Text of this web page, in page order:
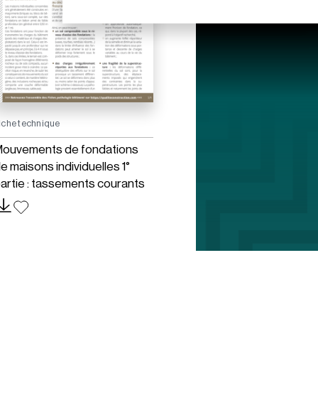
technique
de fondations
maisons individuelles 1°
: tassements courants